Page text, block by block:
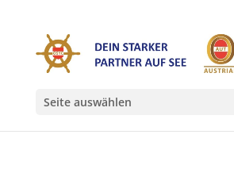
Seite auswählen